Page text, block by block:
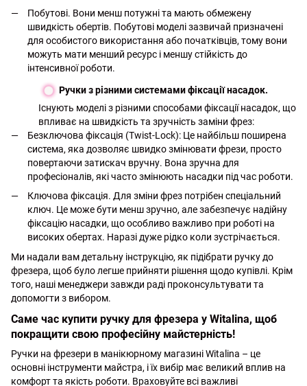
Побутові. Вони менш потужні та мають обмежену
швидкість обертів. Побутові моделі зазвичай призначені
для особистого використання або початківців, тому вони
можуть мати менший ресурс і меншу стійкість до
інтенсивної роботи.
Ручки з різними системами фіксації насадок.
Існують моделі з різними способами фіксації насадок, що
впливає на швидкість та зручність заміни фрез:
Безключова фіксація (Twist-Lock): Це найбільш поширена
система, яка дозволяє швидко змінювати фрези, просто
повертаючи затискач вручну. Вона зручна для
професіоналів, які часто змінюють насадки під час роботи.
Ключова фіксація. Для зміни фрез потрібен спеціальний
ключ. Це може бути менш зручно, але забезпечує надійну
фіксацію насадки, що особливо важливо при роботі на
високих обертах. Наразі дуже рідко коли зустрічається.
Ми надали вам детальну інструкцію, як підібрати ручку до
фрезера, щоб було легше прийняти рішення щодо купівлі. Крім
того, наші менеджери завжди раді проконсультувати та
допомогти з вибором.
Саме час купити ручку для фрезера у Witalina, щоб
покращити свою професійну майстерність!
Ручки на фрезери в манікюрному магазині Witalina – це
основні інструменти майстра, і їх вибір має великий вплив на
комфорт та якість роботи. Враховуйте всі важливі